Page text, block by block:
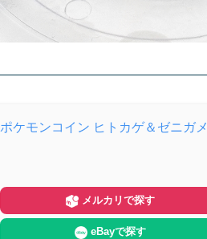
ポケモンコイン ヒトカゲ＆ゼニガメ
メルカリで探す
eBayで探す